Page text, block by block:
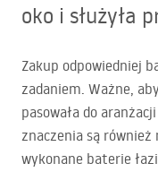
oko i służyła
Zakup odpowiedniej
zadaniem. Ważne,
pasowała do
znaczenia są
wykonane baterie